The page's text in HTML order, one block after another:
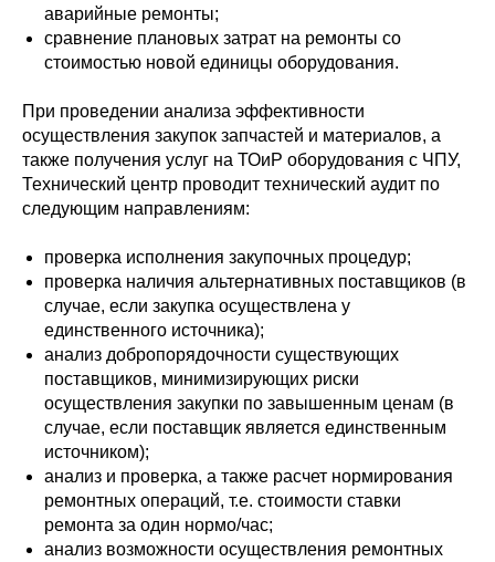
аварийные ремонты;
сравнение плановых затрат на ремонты со
стоимостью новой единицы оборудования.
При проведении анализа эффективности
осуществления закупок запчастей и материалов, а
также получения услуг на ТОиР оборудования с ЧПУ,
Технический центр проводит технический аудит по
следующим направлениям:
проверка исполнения закупочных процедур;
проверка наличия альтернативных поставщиков (в
случае, если закупка осуществлена у
единственного источника);
анализ добропорядочности существующих
поставщиков, минимизирующих риски
осуществления закупки по завышенным ценам (в
случае, если поставщик является единственным
источником);
анализ и проверка, а также расчет нормирования
ремонтных операций, т.е. стоимости ставки
ремонта за один нормо/час;
анализ возможности осуществления ремонтных